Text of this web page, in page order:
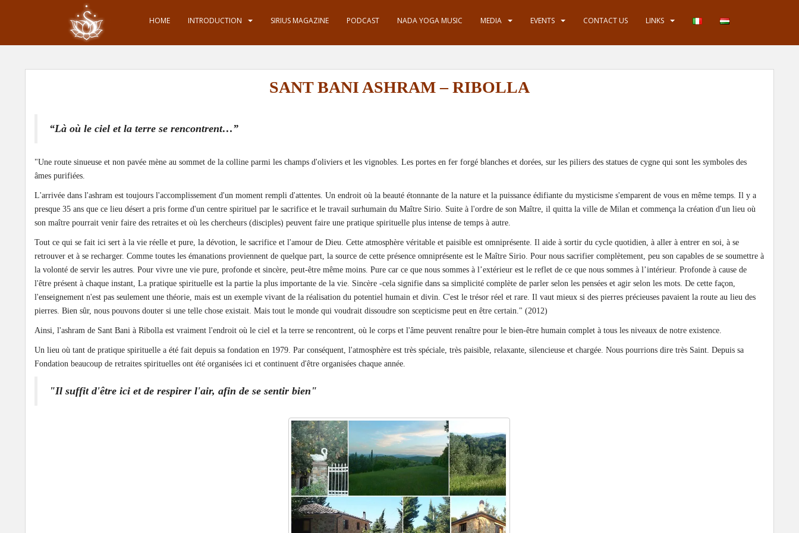
p
HOME INTRODUCTION SIRIUS MAGAZINE PODCAST NADA YOGA MUSIC MEDIA EVENTS CONTACT US LINKS
SANT BANI ASHRAM – RIBOLLA
“Là où le ciel et la terre se rencontrent…”
"Une route sinueuse et non pavée mène au sommet de la colline parmi les champs d'oliviers et les vignobles. Les portes en fer forgé blanches et dorées, sur les piliers des statues de cygne qui sont les symboles des
âmes purifiées.
L'arrivée dans l'ashram est toujours l'accomplissement d'un moment rempli d'attentes. Un endroit où la beauté étonnante de la nature et la puissance édifiante du mysticisme s'emparent de vous en même temps. Il y a
presque 35 ans que ce lieu désert a pris forme d'un centre spirituel par le sacrifice et le travail surhumain du Maître Sirio. Suite à l'ordre de son Maître, il quitta la ville de Milan et commença la création d'un lieu où
son maître pourrait venir faire des retraites et où les chercheurs (disciples) peuvent faire une pratique spirituelle plus intense de temps à autre.
Tout ce qui se fait ici sert à la vie réelle et pure, la dévotion, le sacrifice et l'amour de Dieu. Cette atmosphère véritable et paisible est omniprésente. Il aide à sortir du cycle quotidien, à aller à entrer en soi, à se
retrouver et à se recharger. Comme toutes les émanations proviennent de quelque part, la source de cette présence omniprésente est le Maître Sirio. Pour nous sacrifier complètement, peu son capables de se soumettre à
la volonté de servir les autres. Pour vivre une vie pure, profonde et sincère, peut-être même moins. Pure car ce que nous sommes à l’extérieur est le reflet de ce que nous sommes à l’intérieur. Profonde à cause de
l'être présent à chaque instant, La pratique spirituelle est la partie la plus importante de la vie. Sincère -cela signifie dans sa simplicité complète de parler selon les pensées et agir selon les mots. De cette façon,
l'enseignement n'est pas seulement une théorie, mais est un exemple vivant de la réalisation du potentiel humain et divin. C'est le trésor réel et rare. Il vaut mieux si des pierres précieuses pavaient la route au lieu des
pierres. Bien sûr, nous pouvons douter si une telle chose existait. Mais tout le monde qui voudrait dissoudre son scepticisme peut en être certain." (2012)
Ainsi, l'ashram de Sant Bani à Ribolla est vraiment l'endroit où le ciel et la terre se rencontrent, où le corps et l'âme peuvent renaître pour le bien-être humain complet à tous les niveaux de notre existence.
Un lieu où tant de pratique spirituelle a été fait depuis sa fondation en 1979. Par conséquent, l'atmosphère est très spéciale, très paisible, relaxante, silencieuse et chargée. Nous pourrions dire très Saint. Depuis sa
Fondation beaucoup de retraites spirituelles ont été organisées ici et continuent d'être organisées chaque année.
"Il suffit d'être ici et de respirer l'air, afin de se sentir bien"